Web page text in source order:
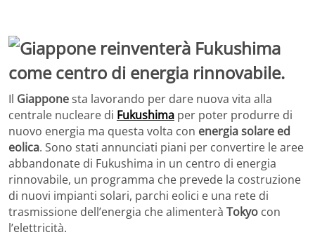
Il Giapponesta lavorando per dare nuova vita alla
centrale nucleare di Fukushima per poter produrre di
nuovo energia ma questa volta con energia solare ed
eolica. Sono stati annunciati piani per convertire le aree
abbandonate di Fukushima in un centro di energia
rinnovabile, un programma che prevede la costruzione
di nuovi impianti solari, parchi eolici e una rete di
trasmissione dell’energia che alimenterà Tokyo con
l’elettricità.